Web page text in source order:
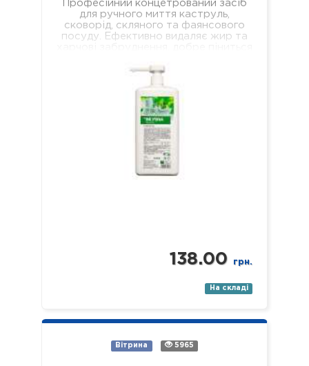
Професійний концетрований засіб
для ручного миття каструль,
сковорід, скляного та фаянсового
посуду. Ефективно видаляє жир та
мильної…
138.00 грн.
На складі
Вітрина 5965